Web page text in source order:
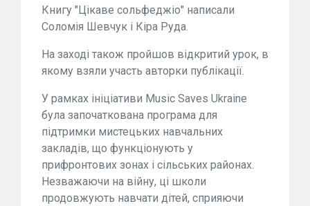
Книгу "Цікаве сольфеджіо" написали
Соломія Шевчук і Кіра Руда.
На заході також пройшов відкритий урок, в
якому взяли участь авторки публікації.
У рамках ініціативи Music Saves Ukraine
була започаткована програма для
підтримки мистецьких навчальних
закладів, що функціонують у
прифронтових зонах і сільських районах.
Незважаючи на війну, ці школи
продовжують навчати дітей, сприяючи